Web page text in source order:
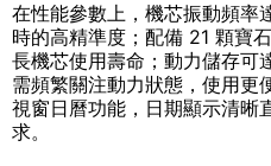
在性能參數上，機芯振動頻
時的高精準度；配備 21 顆寶
長機芯使用壽命；動力儲存可
需頻繁關注動力狀態，使用更
視窗日曆功能，日期顯示清晰
求。